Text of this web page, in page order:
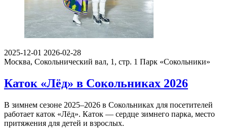
2025-12-01 2026-02-28
Москва, Сокольнический вал, 1, стр. 1 Парк «Сокольники»
Каток «Лёд» в Сокольниках 2026
В зимнем сезоне 2025–2026 в Сокольниках для посетителей
работает каток «Лёд». Каток — сердце зимнего парка, место
притяжения для детей и взрослых.